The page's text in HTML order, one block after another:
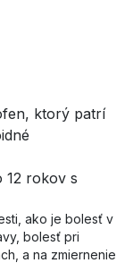
ktorý patrí
12 rokov s
ako je bolesť v
bolesť pri
a na zmiernenie